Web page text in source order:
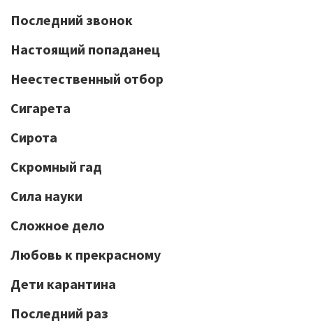
Последний звонок
Настоящий попаданец
Неестественный отбор
Сигарета
Сирота
Скромный гад
Сила науки
Сложное дело
Любовь к прекрасному
Дети карантина
Последний раз